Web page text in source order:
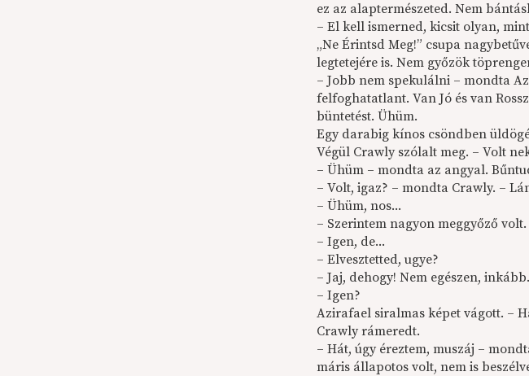
ez az alaptermészeted. Nem
– El kell ismerned, kicsit olyan,
„Ne Érintsd Meg!” csupa
legtetejére is. Nem győzök
– Jobb nem spekulálni – mondta
felfoghatatlant. Van Jó és van
büntetést. Ühüm.
Egy darabig kínos csöndben
Végül Crawly szólalt meg. – Volt
– Ühüm – mondta az angyal.
– Volt, igaz? – mondta Crawly. –
– Ühüm, nos...
– Szerintem nagyon meggyőző volt.
– Igen, de...
– Elvesztetted, ugye?
– Jaj, dehogy! Nem egészen,
– Igen?
Azirafael siralmas képet vágott. –
Crawly rámeredt.
– Hát, úgy éreztem, muszáj –
máris állapotos volt, nem is